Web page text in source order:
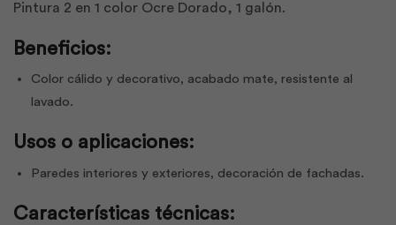
Pintura 2 en 1 color Ocre Dorado, 1 galón.
Beneficios:
Color cálido y decorativo, acabado mate, resistente al
lavado.
Usos o aplicaciones:
Paredes interiores y exteriores, decoración de fachadas.
Características técnicas: